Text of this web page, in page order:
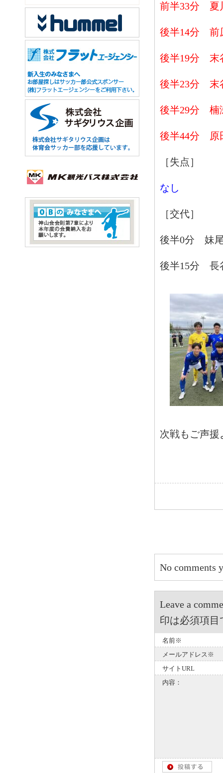
前半33分 夏
後半14分 前
後半19分 末
後半23分 末
後半29分 楠
後半44分 原
［失点］
なし
［交代］
後半0分 妹
後半15分 長
次戦もご声
No comments
Leave a
印は必須項目
名前※
メールアドレス※
サイトURL
内容：